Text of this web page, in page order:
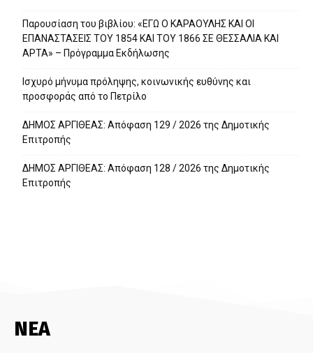
Παρουσίαση του βιβλίου: «ΕΓΩ Ο ΚΑΡΑΟΥΛΗΣ ΚΑΙ ΟΙ
ΕΠΑΝΑΣΤΑΣΕΙΣ ΤΟΥ 1854 ΚΑΙ ΤΟΥ 1866 ΣΕ ΘΕΣΣΑΛΙΑ ΚΑΙ
ΑΡΤΑ» – Πρόγραμμα Εκδήλωσης
Ισχυρό μήνυμα πρόληψης, κοινωνικής ευθύνης και
προσφοράς από το Πετρίλο
ΔΗΜΟΣ ΑΡΓΙΘΕΑΣ: Απόφαση 129 / 2026 της Δημοτικής
Επιτροπής
ΔΗΜΟΣ ΑΡΓΙΘΕΑΣ: Απόφαση 128 / 2026 της Δημοτικής
Επιτροπής
ΝΕΑ